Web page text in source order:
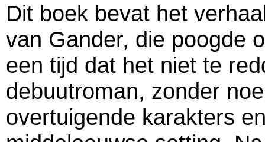
Dit boek bevat het
van Gander, die poogde
een tijd dat het niet te
debuutroman, zonder
overtuigende karakters